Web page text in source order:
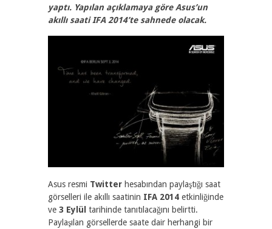
yaptı. Yapılan açıklamaya göre Asus’un
akıllı saati IFA 2014’te sahnede olacak.
Asus resmi Twitter hesabından paylaştığı saat
görselleri ile akıllı saatinin IFA 2014 etkinliğinde
ve 3 Eylül tarihinde tanıtılacağını belirtti.
Paylaşılan görsellerde saate dair herhangi bir